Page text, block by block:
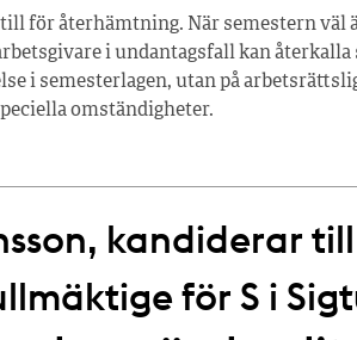
till för återhämtning. När semestern väl
i undantagsfall kan återkalla
i semesterlagen, utan på
omständigheter.
kandiderar till
för S i